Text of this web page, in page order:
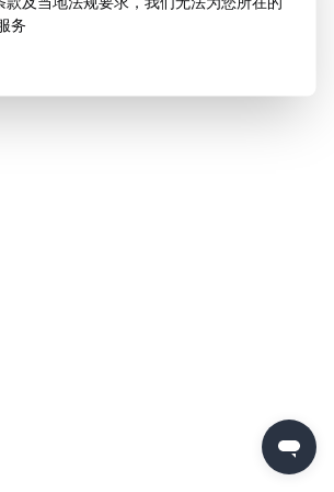
务